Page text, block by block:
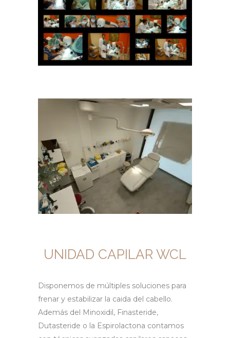
UNIDAD CAPILAR WCL
Disponemos de múltiples soluciones para
frenar y estabilizar la caida del cabello.
Además del Minoxidil, Finasteride,
Dutasteride o la Espirolactona contamos